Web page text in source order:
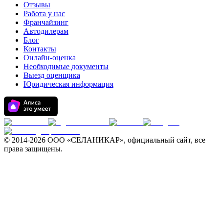
Отзывы
Работа у нас
Франчайзинг
Автодилерам
Блог
Контакты
Онлайн-оценка
Необходимые документы
Выезд оценщика
Юридическая информация
© 2014-2026 ООО «СЕЛАНИКАР», официальный сайт, все
права защищены.